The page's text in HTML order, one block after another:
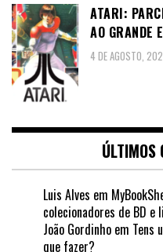
ATARI:
AO GRANDE
4 DE AGOSTO,
ÚLTIMOS
Luis Alves em
colecionadores de BD e
João Gordinho em Tens
que fazer?